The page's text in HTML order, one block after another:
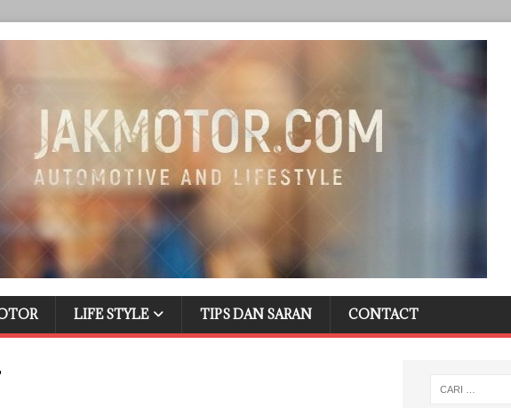
LIFE STYLE TIPS DAN SARAN CONTACT